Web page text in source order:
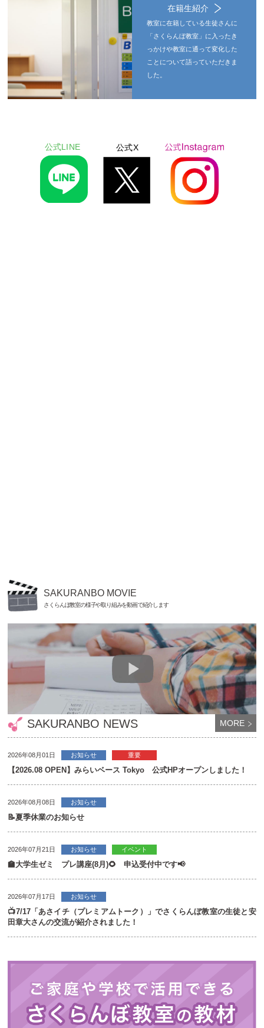
在籍生紹介
教室に在籍している生徒さんに
「さくらんぼ教室」に入ったき
っかけや教室に通って変化した
ことについて語っていただきま
した。
SAKURANBO NEWS MORE
2026年08月01日 お知らせ 重要
【2026.08 OPEN】みらいベース Tokyo 公式HPオープンしました！
2026年08月08日 お知らせ
📝夏季休業のお知らせ
2026年07月21日 お知らせ イベント
🏫大学生ゼミ プレ講座(8月)🌻 申込受付中です📢
2026年07月17日 お知らせ
📺7/17「あさイチ（プレミアムトーク）」でさくらんぼ教室の生徒と安
田章大さんの交流が紹介されました！
SAKURANBO MOVIE
さくらんぼ教室の様子や取り組みを動画で紹介します